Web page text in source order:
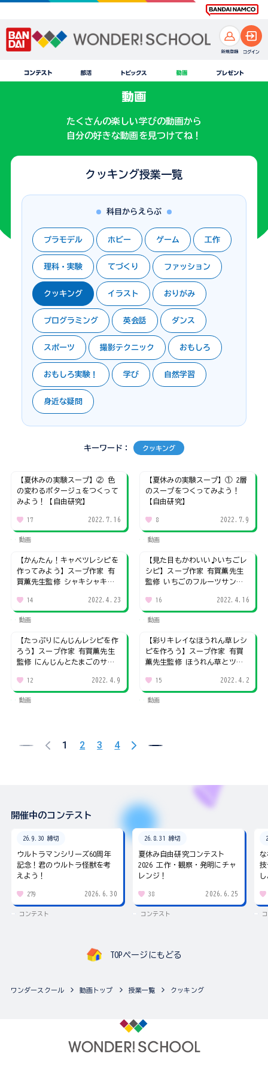
たくさんの楽しい学びの動画から
自分の好きな動画を見つけてね！
クッキング授業一覧
科目からえらぶ
プラモデル ホビー ゲーム 工作
理科・実験 てづくり ファッション
クッキング イラスト おりがみ
プログラミング 英会話 ダンス
スポーツ 撮影テクニック おもしろ
おもしろ実験！ 学び 自然学習
身近な疑問
キーワード： クッキング
【夏休みの実験スープ】② 色
の変わるポタージュをつくって
みよう！【自由研究】
17 2022.7.16
動画
【夏休みの実験スープ】① 2層
のスープをつくってみよう！
【自由研究】
8 2022.7.9
動画
【かんたん！キャベツレシピを
作ってみよう】スープ作家 有
賀薫先生監修 シャキシャキホ
プ
14 2022.4.23
動画
【見た目もかわいい♪いちごレ
シピ】スープ作家 有賀薫先生
監修 いちごのフルーツサンド
16 2022.4.16
動画
【たっぷりにんじんレシピを作
ろう】スープ作家 有賀薫先生
監修 にんじんとたまごのサン
12 2022.4.9
動画
【彩りキレイなほうれん草レシ
ピを作ろう】スープ作家 有賀
薫先生監修 ほうれん草とツナ
くたくたスープ
15 2022.4.2
動画
1 2 3 4
開催中のコンテスト
26.9.30 締切
ウルトラマンシリーズ60周年
記念！君のウルトラ怪獣を考
えよう！
279 2026.6.30
コンテスト
26.8.31 締切
夏休み自由研究コンテスト
2026 工作・観察・発明にチャ
レンジ！
38 2026.6.25
コンテスト
な
技
TOPページにもどる
ワンダースクール 動画トップ 授業一覧 クッキング